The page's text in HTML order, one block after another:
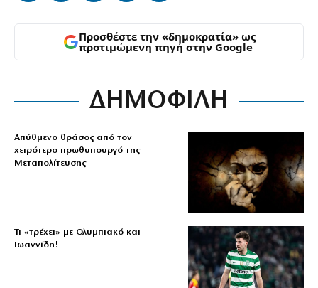
Προσθέστε την «δημοκρατία» ως
προτιμώμενη πηγή στην Google
ΔΗΜΟΦΙΛΗ
Απύθμενο θράσος από τον
χειρότερο πρωθυπουργό της
Μεταπολίτευσης
Τι «τρέχει» με Ολυμπιακό και
Ιωαννίδη!